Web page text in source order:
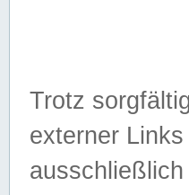
Trotz
externer